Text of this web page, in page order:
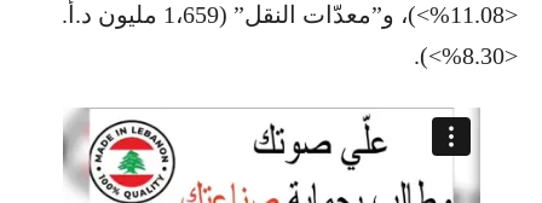
<11.08%>)، و”معدّات النقل” (1،659 مليون د.أ.
<8.30%>).